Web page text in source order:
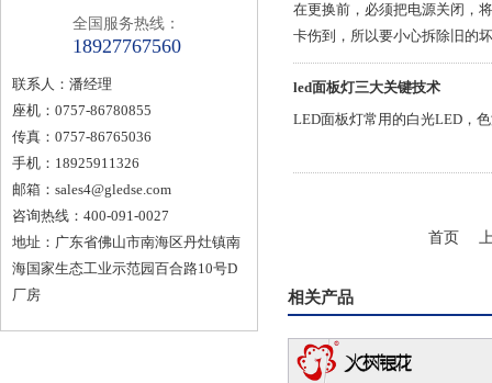
全国服务热线：
18927767560
联系人：潘经理
座机：0757-86780855
传真：0757-86765036
手机：18925911326
邮箱： sales4@gledse.com
咨询热线：400-091-0027
地址：广东省佛山市南海区丹灶镇南
海国家生态工业示范园百合路10号D
厂房
在更换前，必须把电源关闭，
卡伤到，所以要小心拆除旧的
led面板灯三大关键技术
LED面板灯常用的白光LED，
首页
相关产品